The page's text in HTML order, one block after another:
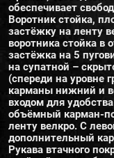
обеспечивает
Воротник стойка,
застёжку на ленту
воротника стойка в
застёжка на 5
на супатной –
(спереди на уровне
карманы нижний и
входом для
объёмный карман-
ленту велкро. С
дополнительный
Рукава втачного